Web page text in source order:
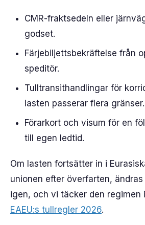
CMR-fraktsedeln eller
godset.
Färjebiljettsbekräftelse från
speditör.
Tulltransithandlingar för
lasten passerar flera gränser.
Förarkort och visum för en
till egen ledtid.
Om lasten fortsätter in i
unionen efter överfarten,
igen, och vi täcker den regimen
EAEU:s tullregler 2026.